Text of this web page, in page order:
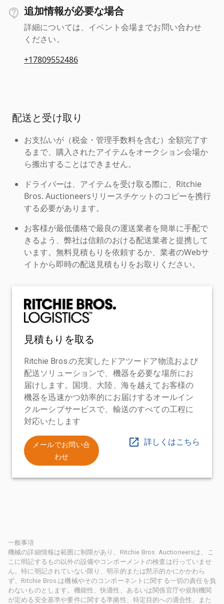
追加情報が必要な場合
詳細については、イベント会場までお問い合わせ
ください。
+17809552486
配送と受け取り
お支払いが（税金・管理手数料を含む）全額完了す
るまで、購入されたアイテムをオークション会場か
ら搬出することはできません。
ドライバーは、アイテムを受け取る際に、Ritchie
Bros. Auctioneersリリースチケットのコピーを携行
する必要があります。
お客様が最低価格で最良の運送業者を簡単に手配で
きるよう、弊社は信頼のおける配送業者と提携して
います。無料見積もりを依頼するか、業者のWebサ
イトから即時の配送見積もりをお取りください。
見積もりを取る
Ritchie Bros.の充実したドアツードア物流および
配送ソリューションで、機器を必要な場所にお
届けします。国境、大陸、海を越えてお客様の
機器を迅速かつ効率的にお届けするオールイン
クルーシブサービスで、輸送のすべての工程に
対応いたします
メールでお問い合
わせ
詳しくはこちら
一般事項
機械の詳細情報は範囲に制限があり、Ritchie Bros. Auctioneersは、こ
こに明記するもの以外の設備やコンポーメントの検査は行っていませ
ん。特に明記されていない限り、明示的または黙示的かにかかわら
ず、Ritchie Bros.は機械やそのコンポーネントに関する一切の責任を負
わないものとします。機能性、快適性、あるいは関係官庁や規制機関
が定める安全基準や要件に関する準拠性、特定目的への適合性、また